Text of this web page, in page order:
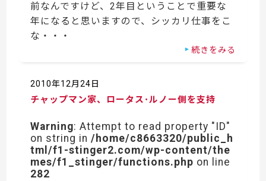
前なんですけど、2年目ということで重要な
年になると思いますので、シッカリ仕事をこ
な・・・
続きをみる
2010年12月24日
チャップマン家、ロータス･ルノー側を支持
Warning: Attempt to read property "ID"
on string in/home/c8663320/public_h
tml/f1-stinger2.com/wp-content/the
mes/f1_stinger/functions.php on line
282